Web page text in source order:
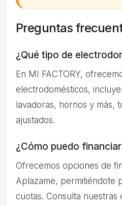
Preguntas
¿Qué tipo de
En MI FACTORY,
electrodomésticos,
lavadoras, hornos y más,
ajustados.
¿Cómo puedo
Ofrecemos opciones de
Aplazame, permitiéndote
cuotas. Consulta nuestras